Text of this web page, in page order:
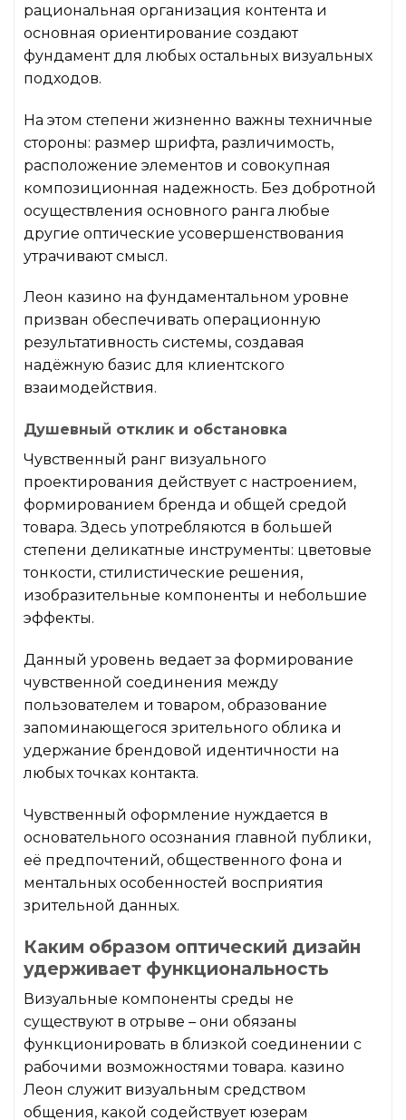
рациональная организация контента и
основная ориентирование создают
фундамент для любых остальных визуальных
подходов.
На этом степени жизненно важны техничные
стороны: размер шрифта, различимость,
расположение элементов и совокупная
композиционная надежность. Без добротной
осуществления основного ранга любые
другие оптические усовершенствования
утрачивают смысл.
Леон казино на фундаментальном уровне
призван обеспечивать операционную
результативность системы, создавая
надёжную базис для клиентского
взаимодействия.
Душевный отклик и обстановка
Чувственный ранг визуального
проектирования действует с настроением,
формированием бренда и общей средой
товара. Здесь употребляются в большей
степени деликатные инструменты: цветовые
тонкости, стилистические решения,
изобразительные компоненты и небольшие
эффекты.
Данный уровень ведает за формирование
чувственной соединения между
пользователем и товаром, образование
запоминающегося зрительного облика и
удержание брендовой идентичности на
любых точках контакта.
Чувственный оформление нуждается в
основательного осознания главной публики,
её предпочтений, общественного фона и
ментальных особенностей восприятия
зрительной данных.
Каким образом оптический дизайн
удерживает функциональность
Визуальные компоненты среды не
существуют в отрыве – они обязаны
функционировать в близкой соединении с
рабочими возможностями товара. казино
Леон служит визуальным средством
общения, какой содействует юзерам